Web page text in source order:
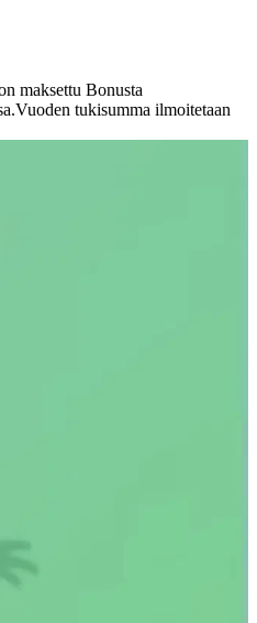
maksettu Bonusta
Vuoden tukisumma ilmoitetaan